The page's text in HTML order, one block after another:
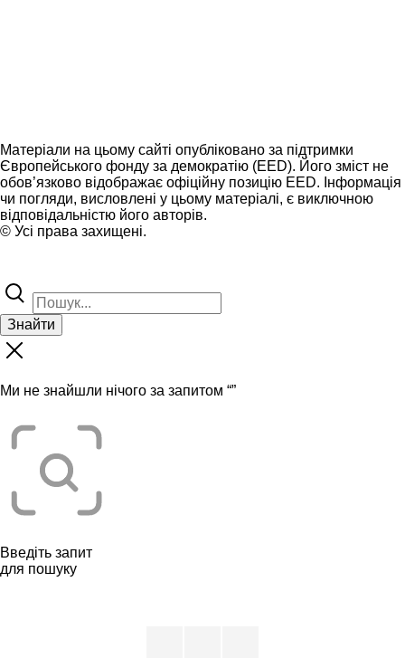
Матеріали на цьому сайті опубліковано за підтримки
Європейського фонду за демократію (EED). Його зміст не
обов’язково відображає офіційну позицію EED. Інформація
чи погляди, висловлені у цьому матеріалі, є виключною
відповідальністю його авторів.
© Усі права захищені.
Знайти
Ми не знайшли нічого за запитом “”
Введіть запит
для пошуку